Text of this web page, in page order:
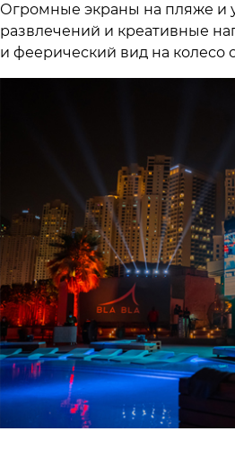
Огромные экраны на пляже и
развлечений и креативные
и феерический вид на колесо